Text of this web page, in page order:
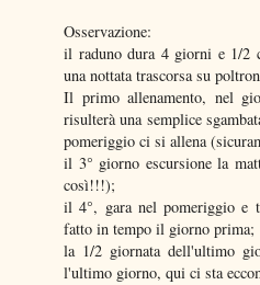
Osservazione:
il raduno dura 4 giorni e 1/2
una nottata trascorsa su
Il primo allenamento, nel
risulterà una semplice
pomeriggio ci si allena
il 3° giorno escursione la
così!!!);
il 4°, gara nel pomeriggio e
fatto in tempo il giorno prima;
la 1/2 giornata dell'ultimo
l'ultimo giorno, qui ci sta